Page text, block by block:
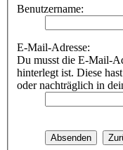
Benutzername:
E-Mail-Adresse:
Du musst die E-Mail-
hinterlegt ist. Diese
oder nachträglich in